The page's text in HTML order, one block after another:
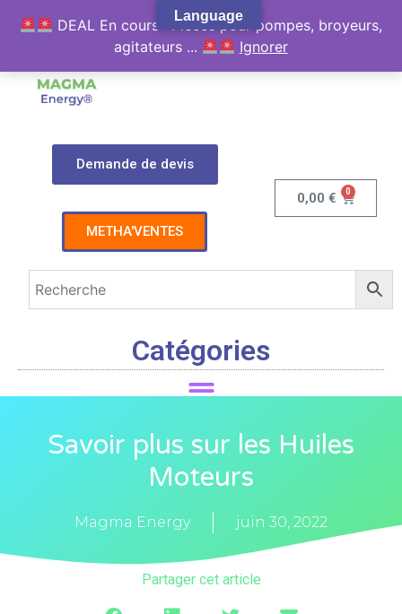
Demande de devis
METHA'VENTES
0,00€ 0
Catégories
Savoir plus sur les Huiles
Moteurs
Magma Energy juin 30, 2022
Partager cet article
Language
DEAL En cours : Pièces pour pompes, broyeurs,
agitateurs ...
Ignorer